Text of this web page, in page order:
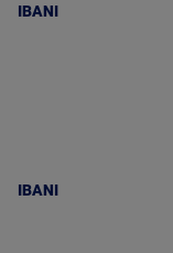
IBANI
IBANI